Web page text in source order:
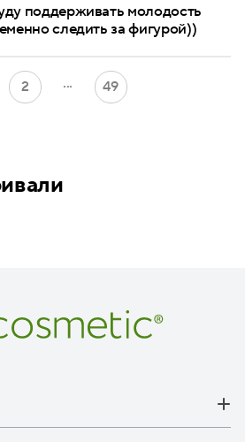
поддерживать молодость
следить за фигурой))
2 ... 49